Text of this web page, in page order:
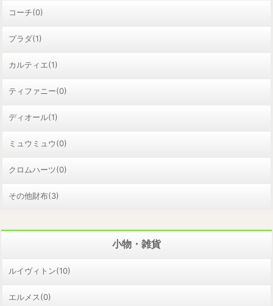
コーチ(0)
プラダ(1)
カルティエ(1)
ティファニー(0)
ディオール(1)
ミュウミュウ(0)
クロムハーツ(0)
その他財布(3)
小物・雑貨
ルイヴィトン(10)
エルメス(0)